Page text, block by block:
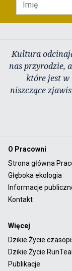
Kultura
nas przyrodzie,
które jest w
niszczące
O Pracowni
Strona główna
Głęboka ekologia
Informacje
Kontakt
Więcej
Dzikie Życie
Dzikie Życie
Publikacje